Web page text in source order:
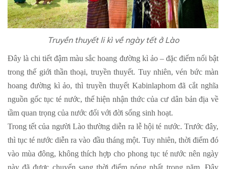
Truyền thuyết li kì về ngày tết ở Lào
Đây là chi tiết đậm màu sắc hoang đường kì ảo – đặc điểm nổi bật
trong thế giới thần thoại, truyền thuyết. Tuy nhiên, vén bức màn
hoang đường kì ảo, thì truyền thuyết Kabinlaphom đã cắt nghĩa
nguồn gốc tục té nước, thể hiện nhận thức của cư dân bản địa về
tầm quan trọng của nước đối với đời sống sinh hoạt.
Trong tết của người Lào thường diễn ra lễ hội té nước. Trước đây,
thì tục té nước diễn ra vào đầu tháng một. Tuy nhiên, thời điểm đó
vào mùa đông, không thích hợp cho phong tục té nước nên ngày
này đã được chuyển sang thời điểm nóng nhất trong năm. Đây